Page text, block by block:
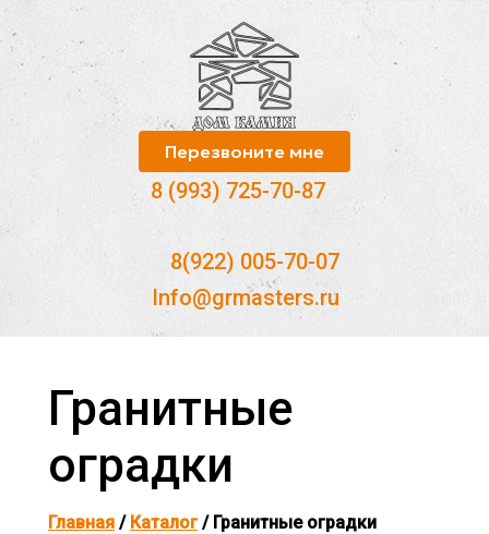
8 (993) 725-70-87 -
8(922) 005-70-07
Info@grmasters.ru
Перезвоните мне
Гранитные
оградки
Главная / Каталог/ Гранитные оградки